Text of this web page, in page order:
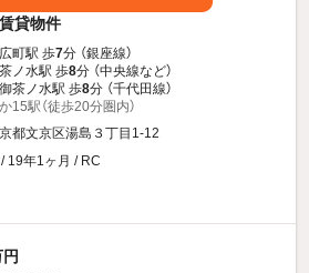
貸物件
町駅 歩7分 （銀座線）
ノ水駅 歩8分 （中央線など）
茶ノ水駅 歩8分 （千代田線）
15駅（徒歩20分圏内）
都文京区湯島３丁目1-12
19年1ヶ月 / RC